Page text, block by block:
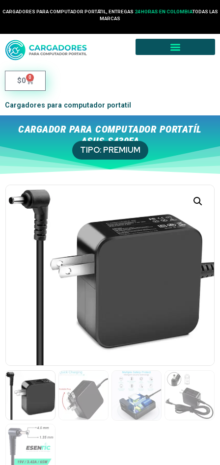
CARGADORES PARA COMPUTADOR PORTÁTIL, ENTREGAS 2 HORA EN MEDELLÍN
24 HORAS EN COLOMBIATODAS LAS
MARCAS
$0 0
Cargadores para computador portatil
CARGADOR PARA COMPUTADOR PORTATÍL
ASUS S430FA
TIPO: PREMIUM